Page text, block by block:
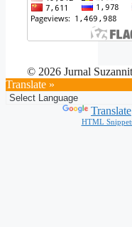
© 2026 Jurnal
Translate »
Translate
HTML